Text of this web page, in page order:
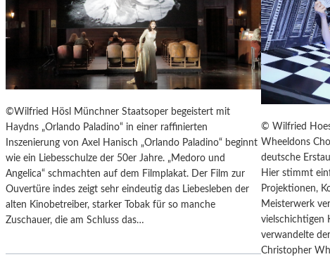
R
E
F
F
E
“
E
R
B
E
R
L
I
N
©Wilfried Hösl Münchner Staatsoper begeistert mit
Haydns „Orlando Paladino“ in einer raffinierten
Inszenierung von Axel Hanisch „Orlando Paladino“ beginnt
wie ein Liebesschulze der 50er Jahre. „Medoro und
Angelica“ schmachten auf dem Filmplakat. Der Film zur
Ouvertüre indes zeigt sehr eindeutig das Liebesleben der
alten Kinobetreiber, starker Tobak für so manche
Zuschauer, die am Schluss das…
© Wilfried
Wheeldons
deutsche
Hier stimmt
Projektionen,
Meisterwerk
vielschichtigen
verwandelte
Christopher